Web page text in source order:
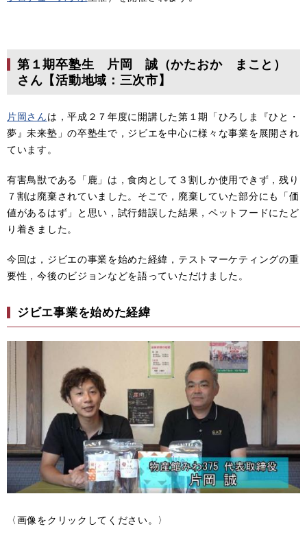
第１期卒塾生 片岡 誠（かたおか まこと）
さん【活動地域：三次市】
片岡さんは，平成２７年度に開講した第１期「ひろしま『ひと・
夢』未来塾」の卒塾生で，ジビエを中心に様々な事業を展開され
ています。
有害鳥獣である「鹿」は，食肉として３割しか使用できず，残り
７割は廃棄されていました。そこで，廃棄していた部分にも「価
値があるはず」と思い，試行錯誤した結果，ペットフードにたど
り着きました。
今回は，ジビエの事業を始めた経緯，テストマーケティングの重
要性，今後のビジョンなどを語っていただけました。
ジビエ事業を始めた経緯
〈画像をクリックしてください。〉